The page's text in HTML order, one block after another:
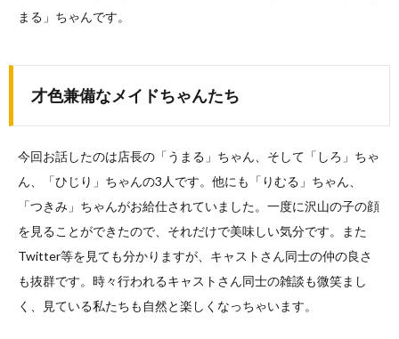
まる」ちゃんです。
才色兼備なメイドちゃんたち
今回お話したのは店長の「うまる」ちゃん、そして「しろ」ちゃ
ん、「ひじり」ちゃんの3人です。他にも「りむる」ちゃん、
「つきみ」ちゃんがお給仕されていました。一度に沢山の子の顔
を見ることができたので、それだけで美味しい気分です。また
Twitter等を見ても分かりますが、キャストさん同士の仲の良さ
も抜群です。時々行われるキャストさん同士の雑談も微笑まし
く、見ている私たちも自然と楽しくなっちゃいます。